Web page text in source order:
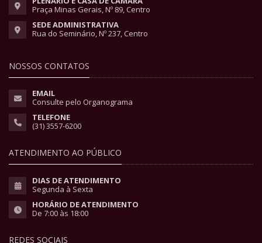
Praça Minas Gerais, Nº 89, Centro
SEDE ADMINISTRATIVA
Rua do Seminário, Nº 237, Centro
NOSSOS CONTATOS
EMAIL
Consulte pelo Organograma
TELEFONE
(31) 3557-6200
ATENDIMENTO AO PÚBLICO
DIAS DE ATENDIMENTO
Segunda à Sexta
HORÁRIO DE ATENDIMENTO
De 7:00 às 18:00
REDES SOCIAIS